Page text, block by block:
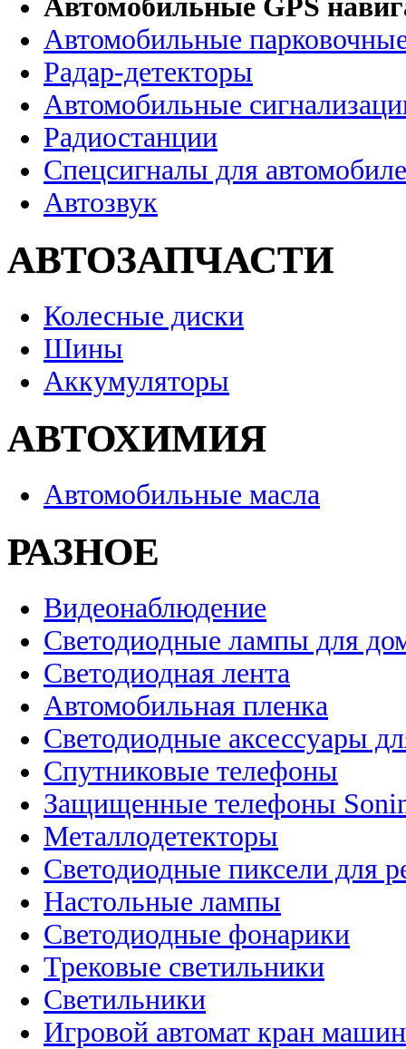
Автомобильные GPS
Автомобильные
Радар-детекторы
Автомобильные
Радиостанции
Спецсигналы для
Автозвук
АВТОЗАПЧАСТИ
Колесные диски
Шины
Аккумуляторы
АВТОХИМИЯ
Автомобильные масла
РАЗНОЕ
Видеонаблюдение
Светодиодные лампы для
Светодиодная лента
Автомобильная пленка
Светодиодные аксессуары
Спутниковые телефоны
Защищенные телефоны
Металлодетекторы
Светодиодные пиксели для
Настольные лампы
Светодиодные фонарики
Трековые светильники
Светильники
Игровой автомат кран